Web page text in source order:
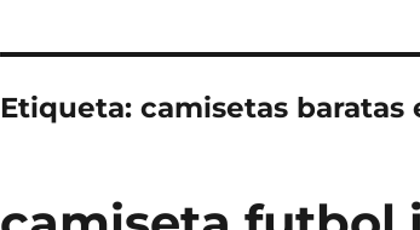
Etiqueta: camisetas